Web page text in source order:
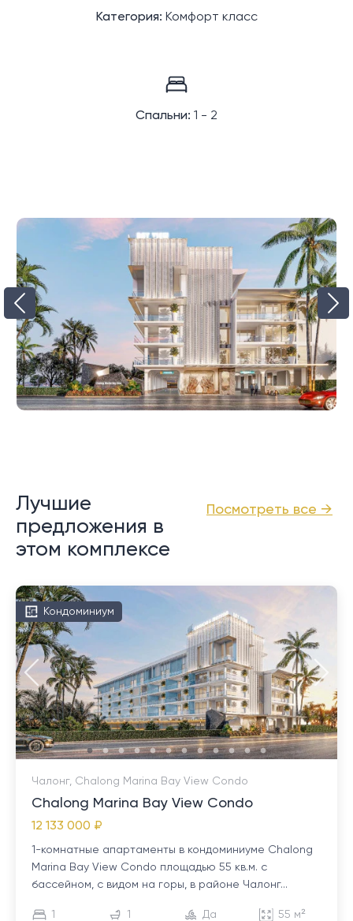
Категория: Комфорт класс
Спальни: 1 - 2
Посмотреть все →
Лучшие
предложения в
этом комплексе
Кондоминиум
Чалонг, Chalong Marina Bay View Condo
Chalong Marina Bay View Condo
12 133 000 ₽
1-комнатные апартаменты в кондоминиуме Chalong
Marina Bay View Condo площадью 55 кв.м. с
бассейном, с видом на горы, в районе Чалонг...
1 1 Да 55 м²